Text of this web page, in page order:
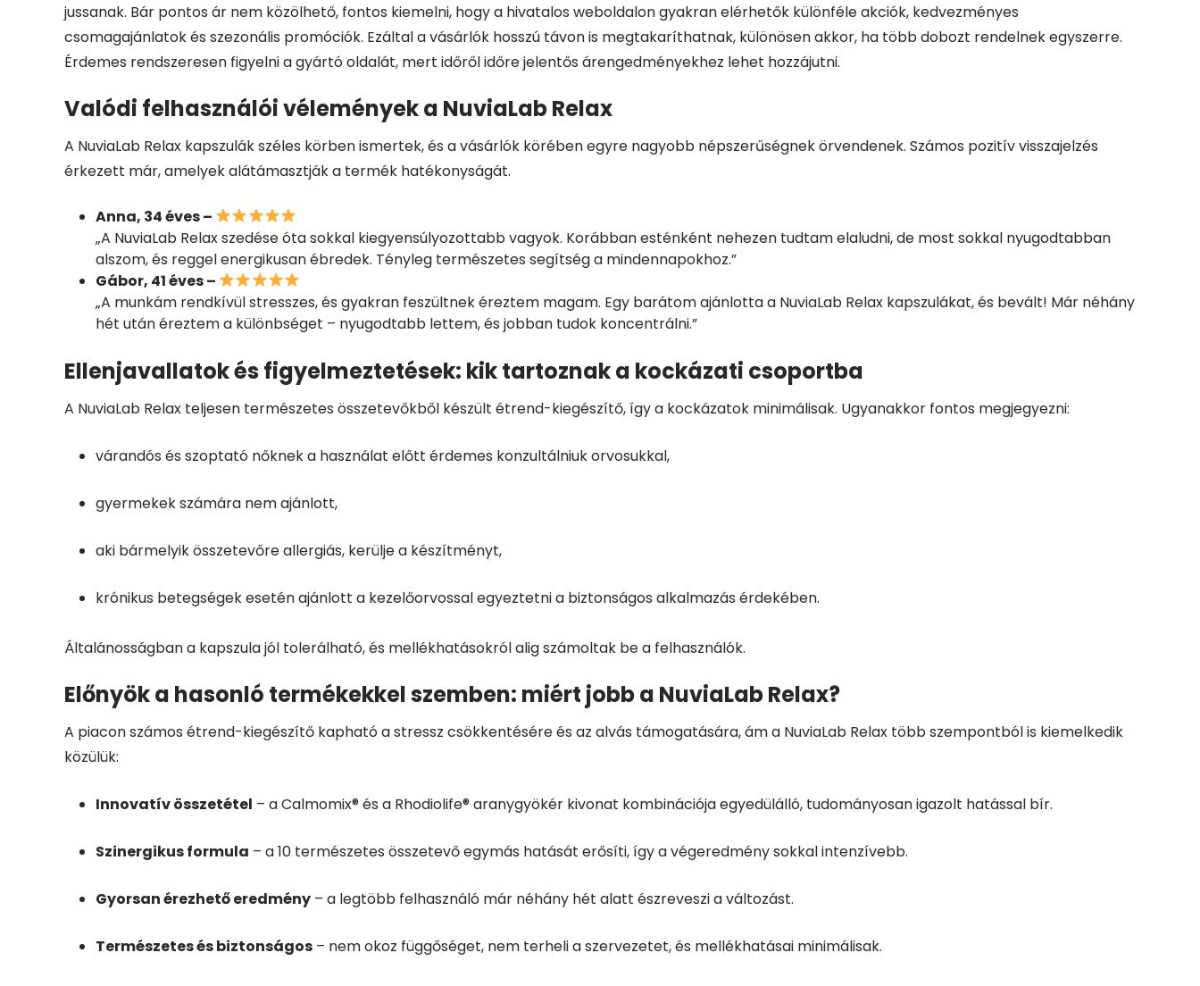
jussanak. Bár pontos ár nem közölhető, fontos kiemelni, hogy a hivatalos weboldalon gyakran elérhetők különféle akciók, kedvezményes
csomagajánlatok és szezonális promóciók. Ezáltal a vásárlók hosszú távon is megtakaríthatnak, különösen akkor, ha több dobozt rendelnek egyszerre.
Érdemes rendszeresen figyelni a gyártó oldalát, mert időről időre jelentős árengedményekhez lehet hozzájutni.
Valódi felhasználói vélemények a NuviaLab Relax
A NuviaLab Relax kapszulák széles körben ismertek, és a vásárlók körében egyre nagyobb népszerűségnek örvendenek. Számos pozitív visszajelzés
érkezett már, amelyek alátámasztják a termék hatékonyságát.
Anna, 34 éves –
„A NuviaLab Relax szedése óta sokkal kiegyensúlyozottabb vagyok. Korábban esténként nehezen tudtam elaludni, de most sokkal nyugodtabban
alszom, és reggel energikusan ébredek. Tényleg természetes segítség a mindennapokhoz.”
Gábor, 41 éves –
„A munkám rendkívül stresszes, és gyakran feszültnek éreztem magam. Egy barátom ajánlotta a NuviaLab Relax kapszulákat, és bevált! Már néhány
hét után éreztem a különbséget – nyugodtabb lettem, és jobban tudok koncentrálni.”
Ellenjavallatok és figyelmeztetések: kik tartoznak a kockázati csoportba
A NuviaLab Relax teljesen természetes összetevőkből készült étrend-kiegészítő, így a kockázatok minimálisak. Ugyanakkor fontos megjegyezni:
várandós és szoptató nőknek a használat előtt érdemes konzultálniuk orvosukkal,
gyermekek számára nem ajánlott,
aki bármelyik összetevőre allergiás, kerülje a készítményt,
krónikus betegségek esetén ajánlott a kezelőorvossal egyeztetni a biztonságos alkalmazás érdekében.
Általánosságban a kapszula jól tolerálható, és mellékhatásokról alig számoltak be a felhasználók.
Előnyök a hasonló termékekkel szemben: miért jobb a NuviaLab Relax?
A piacon számos étrend-kiegészítő kapható a stressz csökkentésére és az alvás támogatására, ám a NuviaLab Relax több szempontból is kiemelkedik
közülük:
Innovatív összetétel – a Calmomix® és a Rhodiolife® aranygyökér kivonat kombinációja egyedülálló, tudományosan igazolt hatással bír.
Szinergikus formula – a 10 természetes összetevő egymás hatását erősíti, így a végeredmény sokkal intenzívebb.
Gyorsan érezhető eredmény – a legtöbb felhasználó már néhány hét alatt észreveszi a változást.
Természetes és biztonságos – nem okoz függőséget, nem terheli a szervezetet, és mellékhatásai minimálisak.